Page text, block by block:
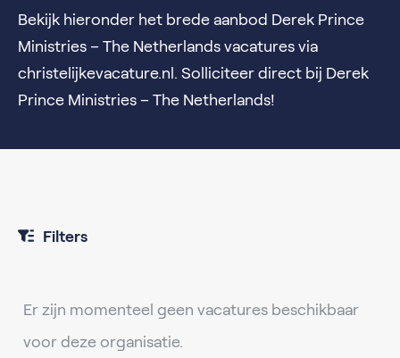
Bekijk hieronder het brede aanbod Derek Prince
Ministries – The Netherlands vacatures via
christelijkevacature.nl. Solliciteer direct bij Derek
Prince Ministries – The Netherlands!
Filters
Er zijn momenteel geen vacatures beschikbaar
voor deze organisatie.